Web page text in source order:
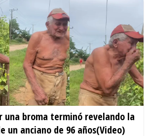
una broma terminó revelando la
un anciano de 96 años(Video)